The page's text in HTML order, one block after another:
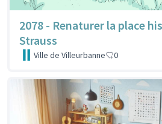
2078 - Renaturer la place
Strauss
Ville de Villeurbanne 0